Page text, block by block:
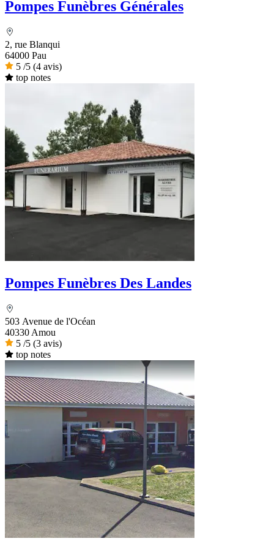
Pompes Funèbres Générales
2, rue Blanqui
64000 Pau
5 /5 (4 avis)
top notes
Pompes Funèbres Des Landes
503 Avenue de l'Océan
40330 Amou
5 /5 (3 avis)
top notes